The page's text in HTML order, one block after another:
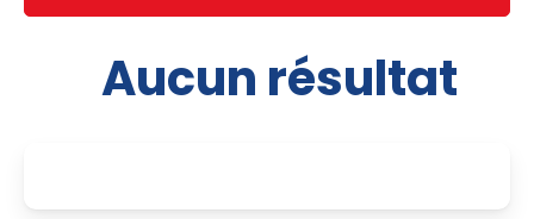
Aucun résultat